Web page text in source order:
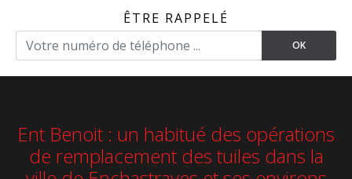
ÊTRE RAPPELÉ
Ent Benoit : un habitué des opérations
de remplacement des tuiles dans la